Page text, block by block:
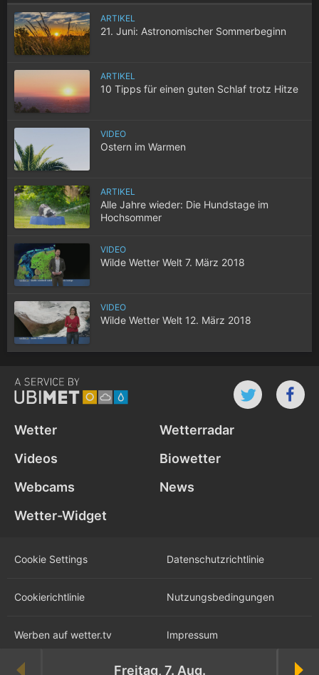
Freitag, 7. Aug.
ARTIKEL
21. Juni: Astronomischer Sommerbeginn
ARTIKEL
10 Tipps für einen guten Schlaf trotz Hitze
VIDEO
Ostern im Warmen
ARTIKEL
Alle Jahre wieder: Die Hundstage im
Hochsommer
VIDEO
Wilde Wetter Welt 7. März 2018
VIDEO
Wilde Wetter Welt 12. März 2018
Wetter
Wetterradar
Videos
Biowetter
Webcams
News
Wetter-Widget
Cookie Settings Datenschutz­richtlinie
Cookie­richtlinie Nutzungs­bedingungen
Werben auf wetter.tv Impressum